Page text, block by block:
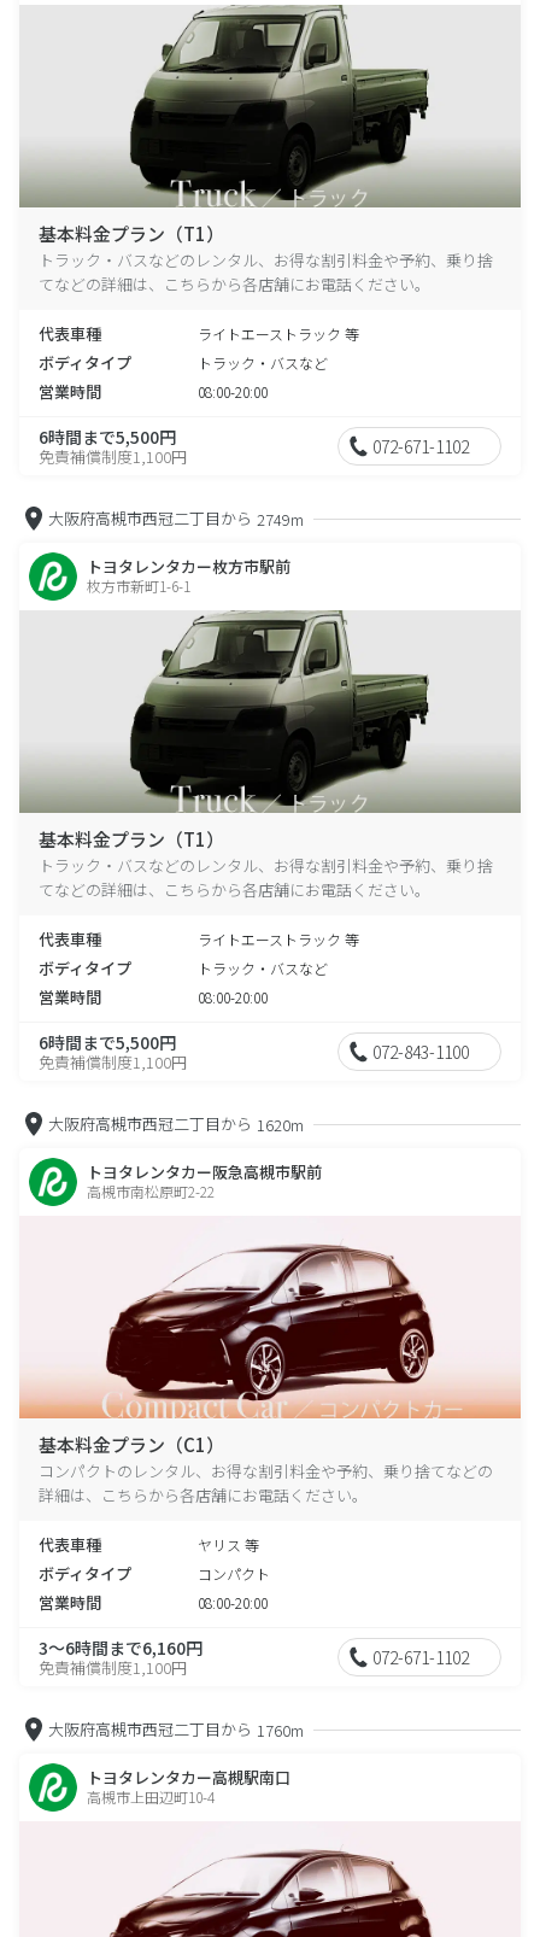
基本料金プラン（T1）
トラック・バスなどのレンタル、お得な割引料金や予約、乗り捨
てなどの詳細は、こちらから各店舗にお電話ください。
代表車種 ライトエーストラック 等
ボディタイプ トラック・バスなど
営業時間 08:00-20:00
6時間まで5,500円
免責補償制度1,100円 072-671-1102
大阪府高槻市西冠二丁目から 2749m
トヨタレンタカー枚方市駅前
枚方市新町1-6-1
基本料金プラン（T1）
トラック・バスなどのレンタル、お得な割引料金や予約、乗り捨
てなどの詳細は、こちらから各店舗にお電話ください。
代表車種 ライトエーストラック 等
ボディタイプ トラック・バスなど
営業時間 08:00-20:00
6時間まで5,500円
免責補償制度1,100円 072-843-1100
大阪府高槻市西冠二丁目から 1620m
トヨタレンタカー阪急高槻市駅前
高槻市南松原町2-22
基本料金プラン（C1）
コンパクトのレンタル、お得な割引料金や予約、乗り捨てなどの
詳細は、こちらから各店舗にお電話ください。
代表車種 ヤリス 等
ボディタイプ コンパクト
営業時間 08:00-20:00
3～6時間まで6,160円
免責補償制度1,100円 072-671-1102
大阪府高槻市西冠二丁目から 1760m
トヨタレンタカー高槻駅南口
高槻市上田辺町10-4